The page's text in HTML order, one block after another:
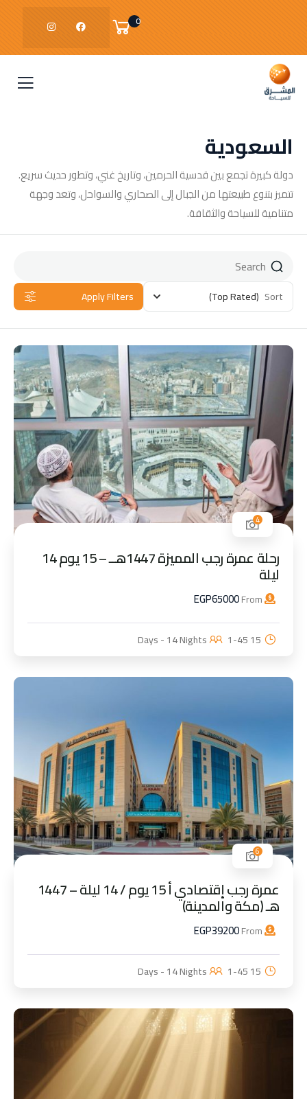
0
السعودية
دولة كبيرة تجمع بين قدسية الحرمين، وتاريخ غني، وتطور حديث سريع.
تتميز بتنوع طبيعتها من الجبال إلى الصحاري والسواحل، وتعد وجهة
متنامية للسياحة والثقافة.
Sort
(Top Rated)
Apply Filters
4
رحلة عمرة رجب المميزة 1447هــ – 15 يوم 14
ليلة
EGP65000
15 Days - 14 Nights
1-45
6
عمرة رجب إقتصادي أ 15 يوم / 14 ليلة – 1447
هـ (مكة والمدينة)
EGP39200
15 Days - 14 Nights
1-45